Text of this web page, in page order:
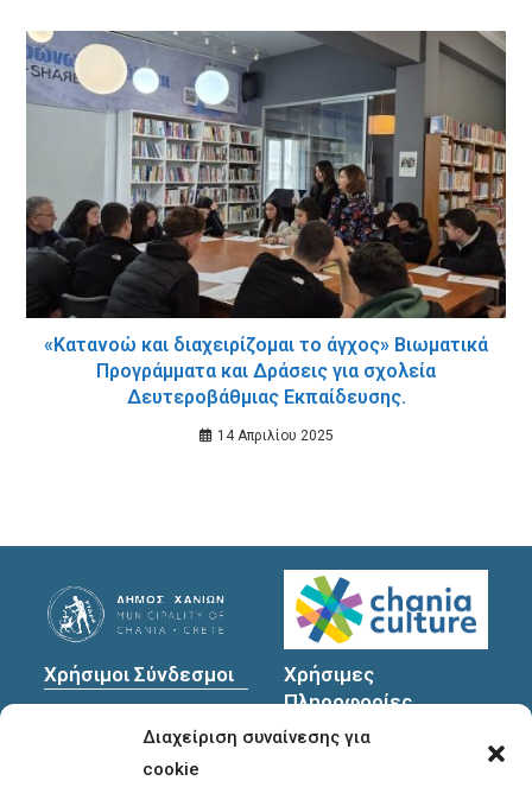
Διαχείριση συναίνεσης για
cookie
«Κατανοώ και διαχειρίζομαι το άγχος» Βιωματικά
Προγράμματα και Δράσεις για σχολεία
Δευτεροβάθμιας Εκπαίδευσης.
14 Απριλίου 2025
Χρήσιμοι Σύνδεσμοι
Προσωπικών
Χρήσιμες
Πληροφορίες
Διεύθυνση